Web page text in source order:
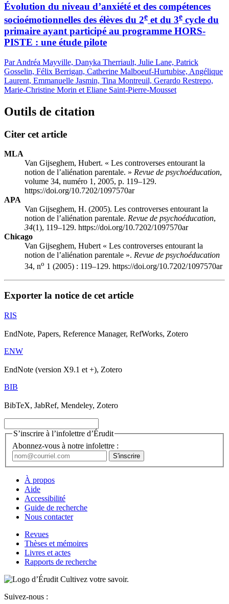
Évolution du niveau d’anxiété et des compétences
socioémotionnelles des élèves du 2e et du 3e cycle du
primaire ayant participé au programme HORS-
PISTE : une étude pilote
Par Andréa Mayville, Danyka Therriault, Julie Lane, Patrick
Gosselin, Félix Berrigan, Catherine Malboeuf-Hurtubise, Angélique
Laurent, Emmanuelle Jasmin, Tina Montreuil, Gerardo Restrepo,
Marie-Christine Morin et Eliane Saint-Pierre-Mousset
Outils de citation
Citer cet article
MLA
Van Gijseghem, Hubert. « Les controverses entourant la
notion de l’aliénation parentale. » Revue de psychoéducation,
volume 34, numéro 1, 2005, p. 119–129.
https://doi.org/10.7202/1097570ar
APA
Van Gijseghem, H. (2005). Les controverses entourant la
notion de l’aliénation parentale. Revue de psychoéducation,
34(1), 119–129. https://doi.org/10.7202/1097570ar
Chicago
Van Gijseghem, Hubert « Les controverses entourant la
notion de l’aliénation parentale ». Revue de psychoéducation
34, no 1 (2005) : 119–129. https://doi.org/10.7202/1097570ar
Exporter la notice de cet article
RIS
EndNote, Papers, Reference Manager, RefWorks, Zotero
ENW
EndNote (version X9.1 et +), Zotero
BIB
BibTeX, JabRef, Mendeley, Zotero
S’inscrire à l’infolettre d’Érudit
Abonnez-vous à notre infolettre :
À propos
Aide
Accessibilité
Guide de recherche
Nous contacter
Revues
Thèses et mémoires
Livres et actes
Rapports de recherche
Cultivez votre savoir.
Suivez-nous :